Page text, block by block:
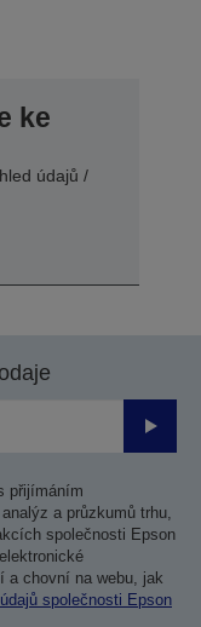
ke
údajů /
přijímáním
a průzkumů trhu,
společnosti Epson
a chovní na webu, jak
společnosti Epson